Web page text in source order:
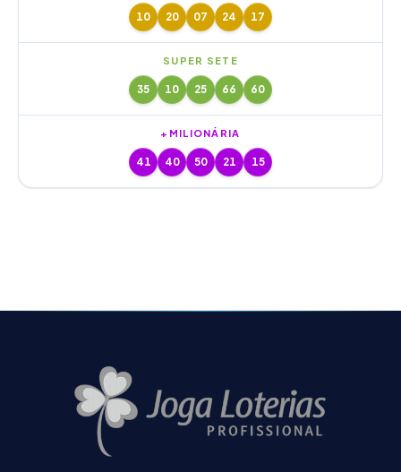
10 20 07 24 17
SUPER SETE
35 10 25 66 60
+MILIONÁRIA
41 40 50 21 15